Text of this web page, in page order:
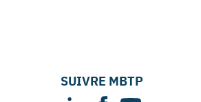
SUIVRE MBTP